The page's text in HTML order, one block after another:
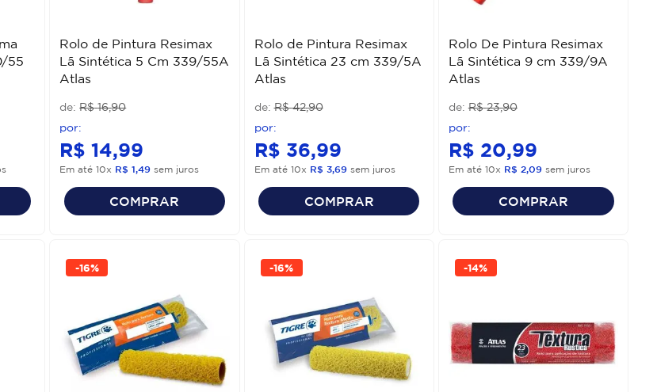
55
Rolo de Pintura Resimax
Lã Sintética 5 Cm 339/55A
Atlas
R$ 16,90
R$ 14,99
Em até10x R$ 1,49 sem juros
COMPRAR
Rolo de Pintura Resimax
Lã Sintética 23 cm 339/5A
Atlas
R$ 42,90
R$ 36,99
Em até 10x R$ 3,69sem juros
COMPRAR
Rolo De Pintura Resimax
Lã Sintética 9 cm 339/9A
Atlas
R$ 23,90
R$ 20,99
Em até 10x R$ 2,09sem juros
COMPRAR
-16% -16% -14%